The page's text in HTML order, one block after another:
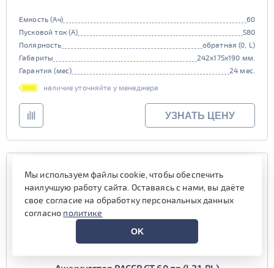
Емкость (Ач)
60
Пусковой ток (А)
580
Полярность
обратная (0, L)
Габариты
242x175x190 мм.
Гарантия (мес)
24 мес.
наличие уточняйте у менеджера
УЗНАТЬ ЦЕНУ
Мы используем файлы cookie, чтобы обеспечить
наилучшую работу сайта. Оставаясь с нами, вы даёте
свое согласие на обработку персональных данных
согласно политике
OK